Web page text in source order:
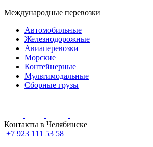
Международные перевозки
Автомобильные
Железнодорожные
Авиаперевозки
Морские
Контейнерные
Мультимодальные
Сборные грузы
Контакты в Челябинске
+7 923 111 53 58